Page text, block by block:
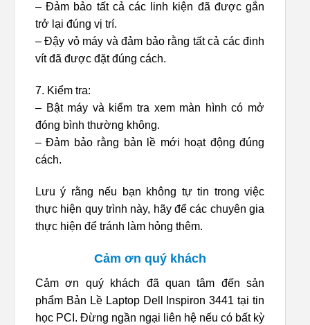
– Đảm bảo tất cả các linh kiện đã được gắn
trở lại đúng vị trí.
– Đậy vỏ máy và đảm bảo rằng tất cả các đinh
vít đã được đặt đúng cách.
7. Kiểm tra:
– Bật máy và kiểm tra xem màn hình có mở
đóng bình thường không.
– Đảm bảo rằng bản lề mới hoạt động đúng
cách.
Lưu ý rằng nếu bạn không tự tin trong việc
thực hiện quy trình này, hãy để các chuyên gia
thực hiện để tránh làm hỏng thêm.
Cảm ơn quý khách
Cảm ơn quý khách đã quan tâm đến sản
phẩm Bản Lề Laptop Dell Inspiron 3441 tại tin
học PCI. Đừng ngần ngại liên hệ nếu có bất kỳ